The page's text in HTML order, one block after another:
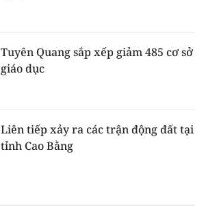
Tuyên Quang sắp xếp giảm 485 cơ sở
giáo dục
Liên tiếp xảy ra các trận động đất tại
tỉnh Cao Bằng